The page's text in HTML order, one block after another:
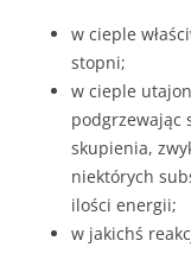
w cieple
stopni;
w cieple
podgrzewając
skupienia,
niektórych
ilości energii;
w jakichś